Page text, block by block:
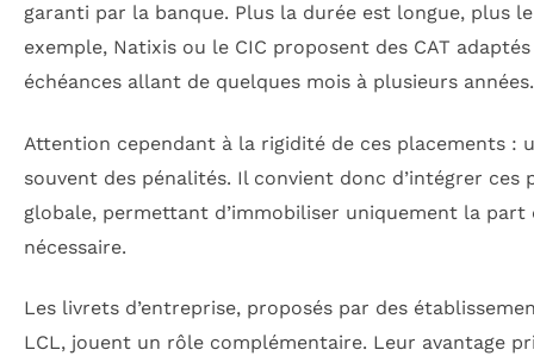
garanti par la banque. Plus la durée est longue, plus
exemple, Natixis ou le CIC proposent des CAT
échéances allant de quelques mois à plusieurs années.
Attention cependant à la rigidité de ces placements :
souvent des pénalités. Il convient donc d’intégrer ces
globale, permettant d’immobiliser uniquement la
nécessaire.
Les livrets d’entreprise, proposés par des
LCL, jouent un rôle complémentaire. Leur avantage